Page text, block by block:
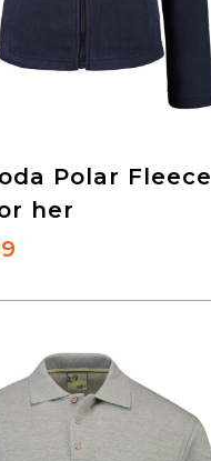
Polar Fleece
her